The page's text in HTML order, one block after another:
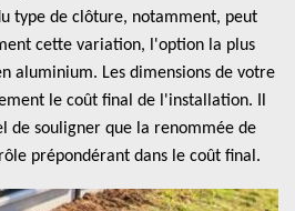
type de clôture, notamment, peut
cette variation, l'option la plus
aluminium. Les dimensions de votre
le coût final de l'installation. Il
de souligner que la renommée de
prépondérant dans le coût final.